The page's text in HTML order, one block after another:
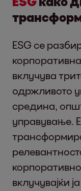
ESG се
вклучува
одржливото
средина,
управување.
вклучувајќи